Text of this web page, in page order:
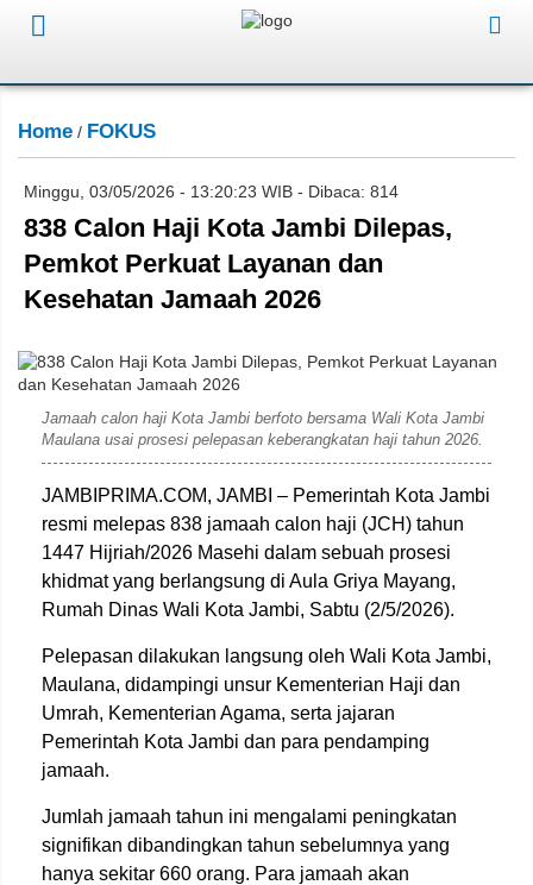
Home / FOKUS
Minggu, 03/05/2026 - 13:20:23 WIB - Dibaca: 814
838 Calon Haji Kota Jambi Dilepas,
Pemkot Perkuat Layanan dan
Kesehatan Jamaah 2026
Jamaah calon haji Kota Jambi berfoto bersama Wali Kota Jambi
Maulana usai prosesi pelepasan keberangkatan haji tahun 2026.
JAMBIPRIMA.COM, JAMBI – Pemerintah Kota Jambi
resmi melepas 838 jamaah calon haji (JCH) tahun
1447 Hijriah/2026 Masehi dalam sebuah prosesi
khidmat yang berlangsung di Aula Griya Mayang,
Rumah Dinas Wali Kota Jambi, Sabtu (2/5/2026).
Pelepasan dilakukan langsung oleh Wali Kota Jambi,
Maulana, didampingi unsur Kementerian Haji dan
Umrah, Kementerian Agama, serta jajaran
Pemerintah Kota Jambi dan para pendamping
jamaah.
Jumlah jamaah tahun ini mengalami peningkatan
signifikan dibandingkan tahun sebelumnya yang
hanya sekitar 660 orang. Para jamaah akan